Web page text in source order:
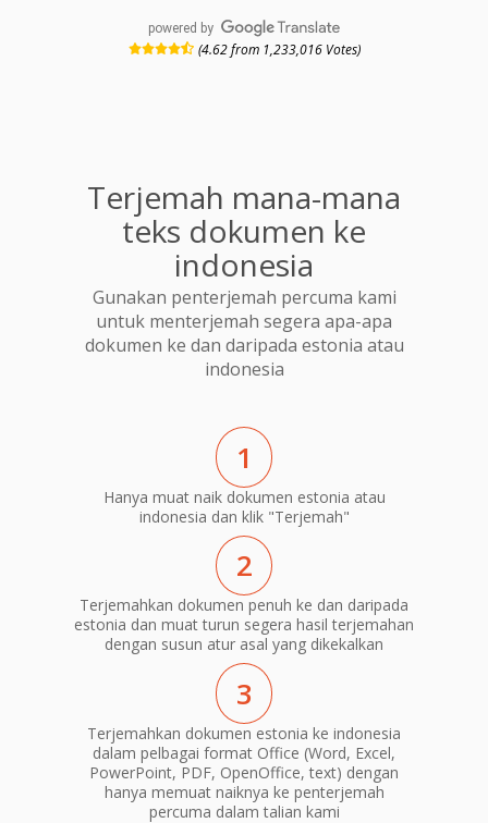
powered by
(4.62 from 1,233,016 Votes)
Terjemah mana-mana
teks dokumen ke
indonesia
Gunakan penterjemah percuma kami
untuk menterjemah segera apa-apa
dokumen ke dan daripada estonia atau
indonesia
1
Hanya muat naik dokumen estonia atau
indonesia dan klik "Terjemah"
2
Terjemahkan dokumen penuh ke dan daripada
estonia dan muat turun segera hasil terjemahan
dengan susun atur asal yang dikekalkan
3
Terjemahkan dokumen estonia ke indonesia
dalam pelbagai format Office (Word, Excel,
PowerPoint, PDF, OpenOffice, text) dengan
hanya memuat naiknya ke penterjemah
percuma dalam talian kami